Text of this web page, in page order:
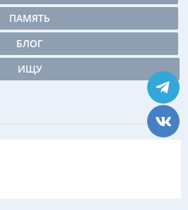
ПАМЯТЬ
БЛОГ
ИЩУ